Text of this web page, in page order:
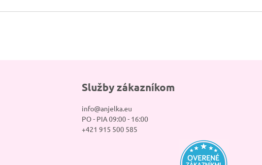
Služby zákazníkom
info@anjelka.eu
PO - PIA 09:00 - 16:00
+421 915 500 585